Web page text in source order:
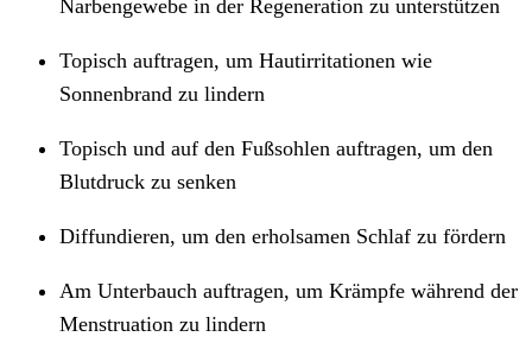
Narbengewebe in der Regeneration zu unterstützen
Topisch auftragen, um Hautirritationen wie
Sonnenbrand zu lindern
Topisch und auf den Fußsohlen auftragen, um den
Blutdruck zu senken
Diffundieren, um den erholsamen Schlaf zu fördern
Am Unterbauch auftragen, um Krämpfe während der
Menstruation zu lindern